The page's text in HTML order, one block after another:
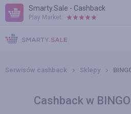
Smarty.Sale - Cashback
Play Market:
POMOC
WARUNKI
Serwisów cashback Sklepy
Cashback w